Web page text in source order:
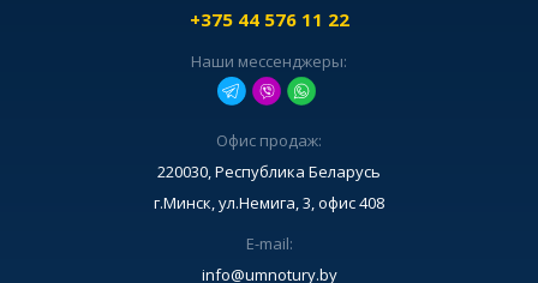
+375 44 576 11 22
Наши мессенджеры:
Офис продаж:
220030, Республика Беларусь
г.Минск, ул.Немига, 3, офис 408
E-mail:
info@umnotury.by